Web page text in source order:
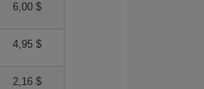
6,00 $
4,95 $
2,16 $